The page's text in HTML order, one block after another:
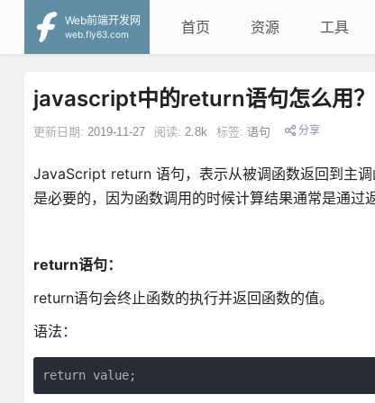
Web前端开发网
web.fly63.com
首页 资源 工具
javascript中的return语句怎么用？
更新日期: 2019-11-27 阅读: 2.8k 标签: 语句 分享
JavaScript return 语句，表示从被调函数返回到主
是必要的，因为函数调用的时候计算结果通常是通过
return语句：
return语句会终止函数的执行并返回函数的值。
语法：
return value;